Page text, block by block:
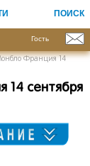
ПОИСК
Гость
Франция 14
14 сентября